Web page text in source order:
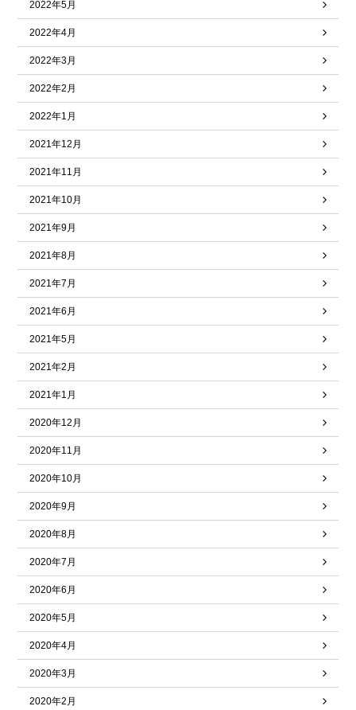
2022年5月
2022年4月
2022年3月
2022年2月
2022年1月
2021年12月
2021年11月
2021年10月
2021年9月
2021年8月
2021年7月
2021年6月
2021年5月
2021年2月
2021年1月
2020年12月
2020年11月
2020年10月
2020年9月
2020年8月
2020年7月
2020年6月
2020年5月
2020年4月
2020年3月
2020年2月